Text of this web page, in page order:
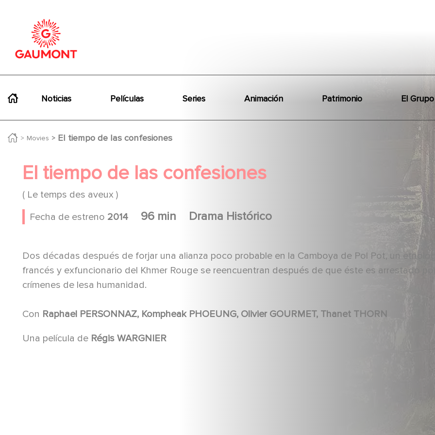
Noticias Películas Series Animación Patrimonio El Grupo
Movies El tiempo de las confesiones
El tiempo de las confesiones
( Le temps des aveux )
Fecha de estreno 2014 96 min Drama Histórico
Dos décadas después de forjar una alianza poco probable en la Camboya de Pol Pot, un
francés y exfuncionario del Khmer Rouge se reencuentran después de que éste es arrestado
crímenes de lesa humanidad.
Con Raphael PERSONNAZ, Kompheak PHOEUNG, Olivier GOURMET, Thanet THORN
Una película de Régis WARGNIER